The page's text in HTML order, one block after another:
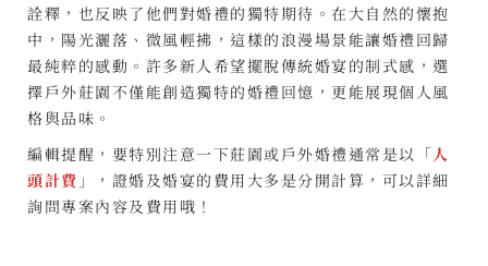
詮釋，也反映了他們對婚禮的獨特期待。在大自然的懷抱
中，陽光灑落、微風輕拂，這樣的浪漫場景能讓婚禮回歸
最純粹的感動。許多新人希望擺脫傳統婚宴的制式感，選
擇戶外莊園不僅能創造獨特的婚禮回憶，更能展現個人風
格與品味。
編輯提醒，要特別注意一下莊園或戶外婚禮通常是以「人
頭計費 」，證婚及婚宴的費用大多是分開計算，可以詳細
詢問專案內容及費用哦！